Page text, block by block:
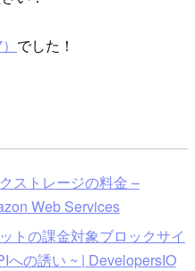
でした！
ストレージの料金 –
Web Services
トの課金対象ブロックサイ
への誘い ~ | DevelopersIO